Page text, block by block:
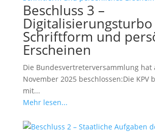
Beschluss 3 –
Schriftform und
Erscheinen
Die Bundesvertreterversammlung hat
November 2025 beschlossen:Die KPV
mit...
Mehr lesen...